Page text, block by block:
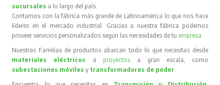
sucursales a lo largo del país.
Contamos con la fábrica más grande de Latinoamérica lo que nos hace
líderes en el mercado industrial. Gracias a nuestra fábrica podemos
proveer servicios personalizados según las necesidades de tu empresa
Nuestras Familias de productos abarcan todo lo que necesitas desde
materiales eléctricos
a proyectos
a gran escala, como
subestaciones móvilesy transformadores de poder